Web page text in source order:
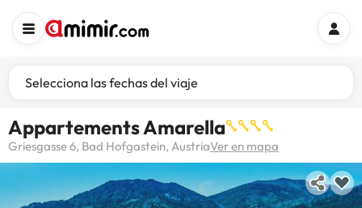
Selecciona las fechas del viaje
Appartements Amarella
Griesgasse 6, Bad Hofgastein, AustriaVer en mapa